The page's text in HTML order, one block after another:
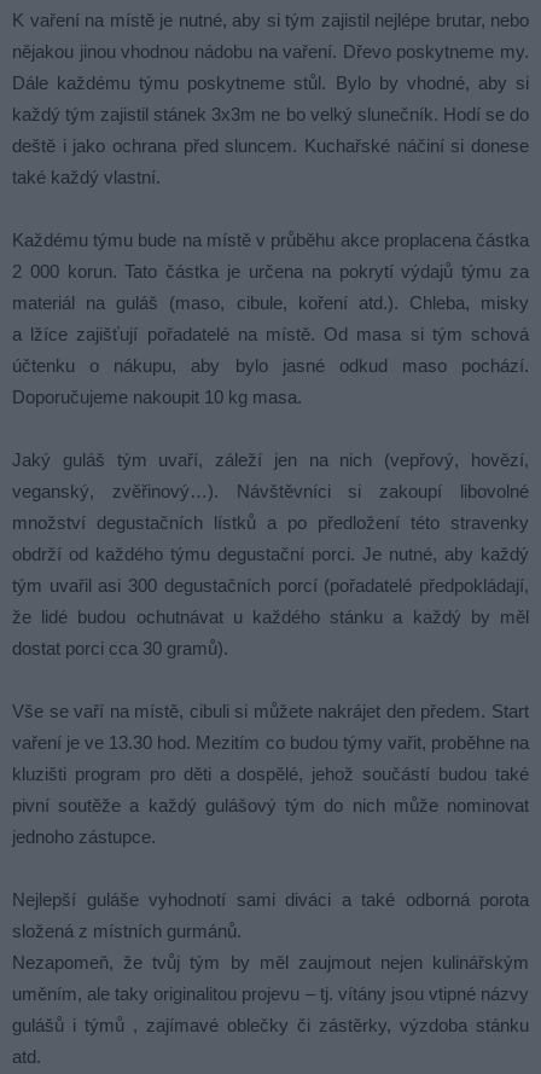
K vaření na místě je nutné, aby si tým zajistil nejlépe brutar, nebo
nějakou jinou vhodnou nádobu na vaření. Dřevo poskytneme my.
Dále každému týmu poskytneme stůl. Bylo by vhodné, aby si
každý tým zajistil stánek 3x3m ne bo velký slunečník. Hodí se do
deště i jako ochrana před sluncem. Kuchařské náčiní si donese
také každý vlastní.
Každému týmu bude na místě v průběhu akce proplacena částka
2 000 korun. Tato částka je určena na pokrytí výdajů týmu za
materiál na guláš (maso, cibule, koření atd.). Chleba, misky
a lžíce zajišťují pořadatelé na místě. Od masa si tým schová
účtenku o nákupu, aby bylo jasné odkud maso pochází.
Doporučujeme nakoupit 10 kg masa.
Jaký guláš tým uvaří, záleží jen na nich (vepřový, hovězí,
veganský, zvěřinový…). Návštěvníci si zakoupí libovolné
množství degustačních lístků a po předložení této stravenky
obdrží od každého týmu degustační porci. Je nutné, aby každý
tým uvařil asi 300 degustačních porcí (pořadatelé předpokládají,
že lidé budou ochutnávat u každého stánku a každý by měl
dostat porci cca 30 gramů).
Vše se vaří na místě, cibuli si můžete nakrájet den předem. Start
vaření je ve 13.30 hod. Mezitím co budou týmy vařit, proběhne na
kluzišti program pro děti a dospělé, jehož součástí budou také
pivní soutěže a každý gulášový tým do nich může nominovat
jednoho zástupce.
Nejlepší guláše vyhodnotí sami diváci a také odborná porota
složená z místních gurmánů.
Nezapomeň, že tvůj tým by měl zaujmout nejen kulinářským
uměním, ale taky originalitou projevu – tj. vítány jsou vtipné názvy
gulášů i týmů , zajímavé oblečky či zástěrky, výzdoba stánku
atd.